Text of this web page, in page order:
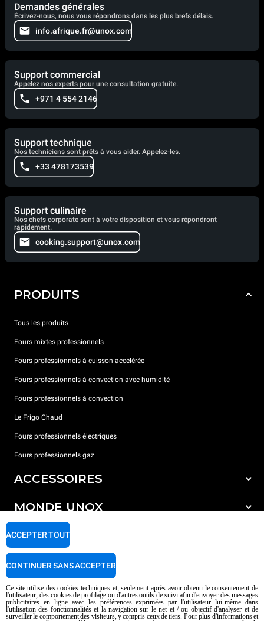
Demandes générales
Écrivez-nous, nous vous répondrons dans les plus brefs délais.
info.afrique.fr@unox.com
Support commercial
Appelez nos experts pour une consultation gratuite.
+971 4 554 2146
Support technique
Nos techniciens sont prêts à vous aider. Appelez-les.
+33 478173539
Support culinaire
Nos chefs corporate sont à votre disposition et vous répondront
rapidement.
cooking.support@unox.com
PRODUITS
Tous les produits
Fours mixtes professionnels
Fours professionnels à cuisson accélérée
Fours professionnels à convection avec humidité
Fours professionnels à convection
Le Frigo Chaud
Fours professionnels électriques
Fours professionnels gaz
ACCESSOIRES
Tous les accessoires
Détergents pour lavage automatique
Détergents pour lavage manuel
Traitement de l'eau avec filtres à résine
MONDE UNOX
Nos bureaux dans le monde
SUPPORT
Garantie Unox
Trouver les Centres SAV
AI Content Disclaimer
Privacy policy Cookie policy
Ce site utilise des cookies techniques et, seulement après avoir obtenu le consentement de
l'utilisateur, des cookies de profilage ou d'autres outils de suivi afin d'envoyer des messages
publicitaires en ligne avec les préférences exprimées par l'utilisateur lui-même dans
l'utilisation des fonctionnalités et la navigation sur le net et / ou objectif d'analyser et de
surveiller le comportement des visiteurs, y compris ceux de tiers. Pour plus d'informations et
ACCEPTER TOUT
CONTINUER SANS ACCEPTER